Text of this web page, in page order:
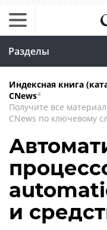
Разделы
Индексная книга
CNews*
Получите все
CNews по ключевому
и